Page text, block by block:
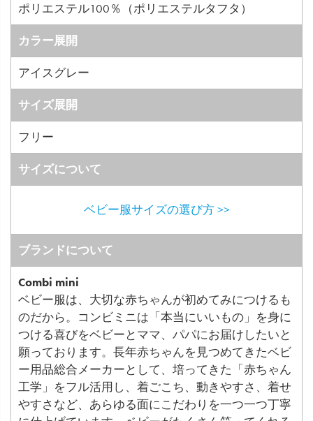
ポリエステル100％（ポリエステルタフタ）
カラー展開
アイスグレー
サイズ展開
フリー
サイズについて
ベビー服サイズの選び方 >>
ブランドについて
Combi mini
ベビー服は、大切な赤ちゃんが初めてみにつけるも
のだから。コンビミニは「本当にいいもの」を身に
つける喜びをベビーとママ、パパにお届けしたいと
願っております。長年赤ちゃんを見つめてきたベビ
ー用品総合メーカーとして、培ってきた「赤ちゃん
工学」をフル活用し、着ごこち、動きやすさ、着せ
やすさなど、あらゆる面にこだわりを一つ一つ丁寧